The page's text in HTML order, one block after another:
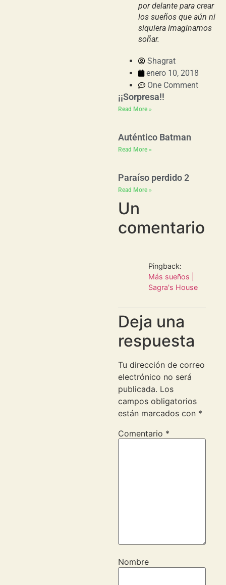
por delante para crear
los sueños que aún ni
siquiera imaginamos
soñar.
Shagrat
enero 10, 2018
One Comment
¡¡Sorpresa!!
Read More »
Auténtico Batman
Read More »
Paraíso perdido 2
Read More »
Un
comentario
Pingback:
Más sueños |
Sagra's House
Deja una
respuesta
Tu dirección de correo
electrónico no será
publicada. Los
campos obligatorios
están marcados con *
Comentario *
Nombre